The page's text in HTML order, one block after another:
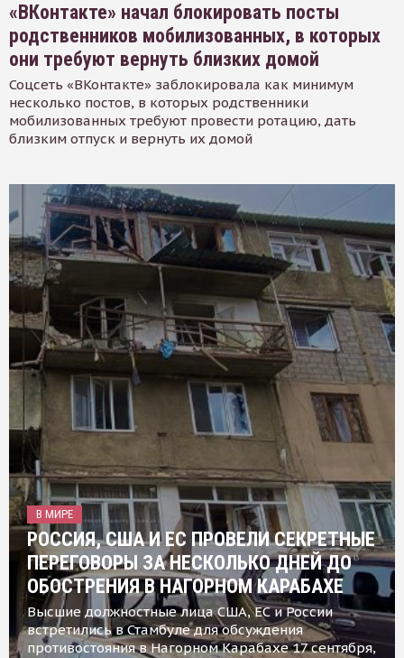
«ВКонтакте» начал блокировать посты
родственников мобилизованных, в которых
они требуют вернуть близких домой
Соцсеть «ВКонтакте» заблокировала как минимум
несколько постов, в которых родственники
мобилизованных требуют провести ротацию, дать
близким отпуск и вернуть их домой
В МИРЕ
РОССИЯ, США И ЕС ПРОВЕЛИ СЕКРЕТНЫЕ
ПЕРЕГОВОРЫ ЗА НЕСКОЛЬКО ДНЕЙ ДО
ОБОСТРЕНИЯ В НАГОРНОМ КАРАБАХЕ
Высшие должностные лица США, ЕС и России
встретились в Стамбуле для обсуждения
противостояния в Нагорном Карабахе 17 сентября,